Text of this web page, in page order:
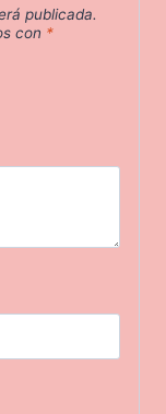
publicada.
con *